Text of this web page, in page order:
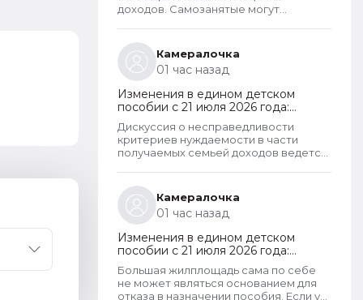
пребывания
доходов. Самозанятые могут
для этого и самозанятые и работники
по ТД должны соответствовать
критерию нуждаемости. Согласно
данному критерию, их среднедушевой
доход не должен превышать
прожиточный минимум на каждого
члена семьи. И если доход заявителя
хотя бы на 1 рубль превысит
установленный предел, то в пособии
Камералочка
01 час назад
Изменения в едином детском
пособии с 21 июля 2026 года:
пересмотр правила нулевого
дохода и новый порядок
оформления пособий по месту
пребывания
Дискуссия о несправедливости
критериев нуждаемости в части
получаемых семьей доходов ведется
который уже говорил о том, что
данные критерии необходимо
пересмотреть. В начале года данные
критерии действительно
пересмотрели. Но сделали это
только для многодетных семей.
Теперь при незначительном
превышении доходов таких семей
показателей прожиточного минимума
Камералочка
01 час назад
Изменения в едином детском
пособии с 21 июля 2026 года:
пересмотр правила нулевого
дохода и новый порядок
оформления пособий по месту
Большая жилплощадь сама по себе
не может являться основанием для
отказа в назначении пособия. Если у